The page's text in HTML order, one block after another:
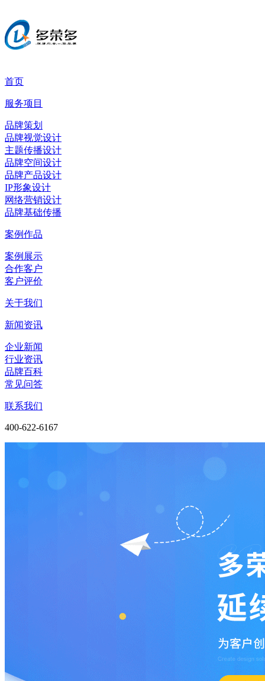
首页
服务项目
品牌策划
品牌视觉设计
主题传播设计
品牌空间设计
品牌产品设计
IP形象设计
网络营销设计
品牌基础传播
案例作品
案例展示
合作客户
客户评价
关于我们
新闻资讯
企业新闻
行业资讯
品牌百科
常见问答
联系我们
400-622-6167